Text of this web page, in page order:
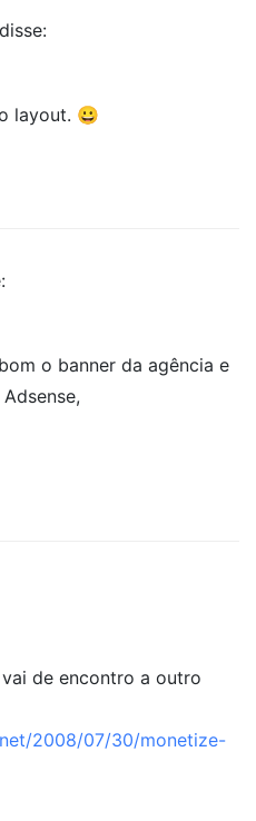
disse:
layout. 😀
o banner da agência e
de encontro a outro
2008/07/30/monetize-